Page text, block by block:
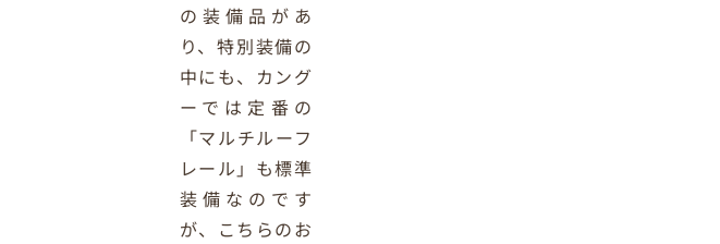
の装備品があ
り、特別装備の
中にも、カング
ーでは定番の
「マルチルーフ
レール」も標準
装備なのです
が、こちらのお